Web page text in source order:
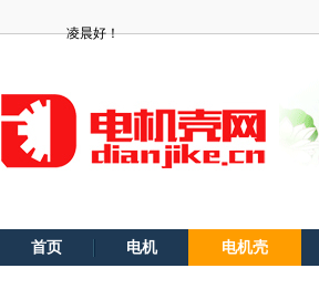
凌晨好！
首页 电机 电机壳